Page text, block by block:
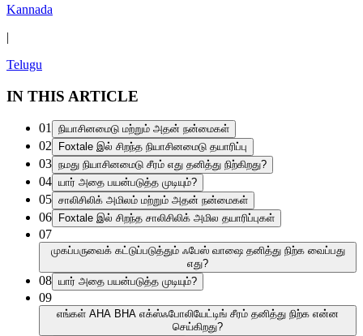
Kannada
|
Telugu
IN THIS ARTICLE
01 நியாசினமைடு மற்றும் அதன் நன்மைகள்
02 Foxtale இல் சிறந்த நியாசினமைடு தயாரிப்பு
03 நமது நியாசினமைடு சீரம் எது தனித்து நிற்கிறது?
04 யார் அதை பயன்படுத்த முடியும்?
05 சாலிசிலிக் அமிலம் மற்றும் அதன் நன்மைகள்
06 Foxtale இல் சிறந்த சாலிசிலிக் அமில தயாரிப்புகள்
07
முகப்பருவைக் கட்டுப்படுத்தும் ஃபேஸ் வாஷை தனித்து நிற்க வைப்பது
எது?
08 யார் அதை பயன்படுத்த முடியும்?
09
எங்கள் AHA BHA எக்ஸ்ஃபோலியேட்டிங் சீரம் தனித்து நிற்க என்ன
செய்கிறது?